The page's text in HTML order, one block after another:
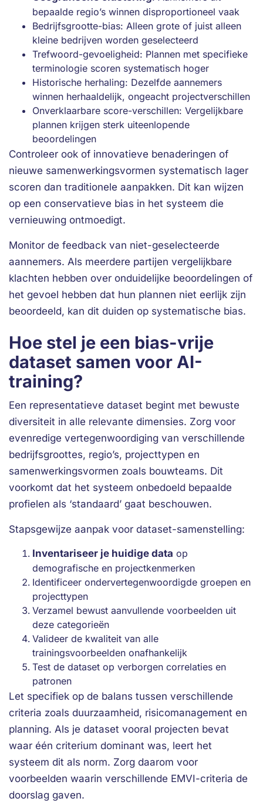
bepaalde regio’s winnen disproportioneel vaak
Bedrijfsgrootte-bias: Alleen grote of juist alleen
kleine bedrijven worden geselecteerd
Trefwoord-gevoeligheid: Plannen met specifieke
terminologie scoren systematisch hoger
Historische herhaling: Dezelfde aannemers
winnen herhaaldelijk, ongeacht projectverschillen
Onverklaarbare score-verschillen: Vergelijkbare
plannen krijgen sterk uiteenlopende
beoordelingen
Controleer ook of innovatieve benaderingen of
nieuwe samenwerkingsvormen systematisch lager
scoren dan traditionele aanpakken. Dit kan wijzen
op een conservatieve bias in het systeem die
vernieuwing ontmoedigt.
Monitor de feedback van niet-geselecteerde
aannemers. Als meerdere partijen vergelijkbare
klachten hebben over onduidelijke beoordelingen of
het gevoel hebben dat hun plannen niet eerlijk zijn
beoordeeld, kan dit duiden op systematische bias.
Hoe stel je een bias-vrije
dataset samen voor AI-
training?
Een representatieve dataset begint met bewuste
diversiteit in alle relevante dimensies. Zorg voor
evenredige vertegenwoordiging van verschillende
bedrijfsgroottes, regio’s, projecttypen en
samenwerkingsvormen zoals bouwteams. Dit
voorkomt dat het systeem onbedoeld bepaalde
profielen als ‘standaard’ gaat beschouwen.
Stapsgewijze aanpak voor dataset-samenstelling:
Inventariseer je huidige data op
demografische en projectkenmerken
Identificeer ondervertegenwoordigde groepen en
projecttypen
Verzamel bewust aanvullende voorbeelden uit
deze categorieën
Valideer de kwaliteit van alle
trainingsvoorbeelden onafhankelijk
Test de dataset op verborgen correlaties en
patronen
Let specifiek op de balans tussen verschillende
criteria zoals duurzaamheid, risicomanagement en
planning. Als je dataset vooral projecten bevat
waar één criterium dominant was, leert het
systeem dit als norm. Zorg daarom voor
voorbeelden waarin verschillende EMVI-criteria de
doorslag gaven.